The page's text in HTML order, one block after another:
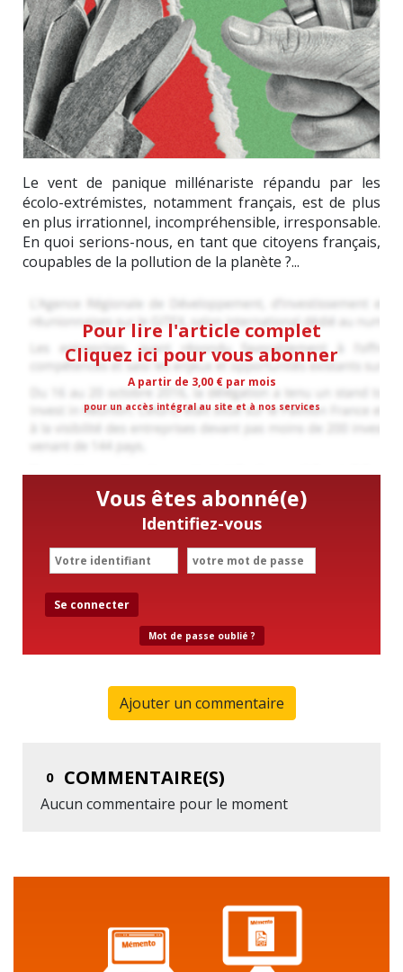
Le vent de panique millénariste répandu par les
écolo-extrémistes, notamment français, est de plus
en plus irrationnel, incompréhensible, irresponsable.
En quoi serions-nous, en tant que citoyens français,
coupables de la pollution de la planète ?...
Pour lire l'article complet
Cliquez ici pour vous abonner
A partir de 3,00 € par mois
pour un accès intégral au site et à nos services
Vous êtes abonné(e)
Identifiez-vous
Se connecter
Mot de passe oublié ?
Ajouter un commentaire
0 COMMENTAIRE(S)
Aucun commentaire pour le moment